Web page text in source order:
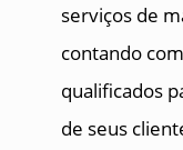
serviços de
contando
qualificados
de seus